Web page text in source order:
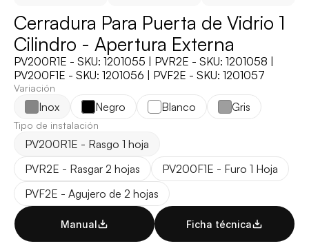
Cerradura Para Puerta de Vidrio 1
Cilindro - Apertura Externa
PV200R1E - SKU: 1201055 | PVR2E - SKU: 1201058 |
PV200F1E - SKU: 1201056 | PVF2E - SKU: 1201057
Variación
Inox Negro Blanco Gris
Tipo de instalación
PV200R1E - Rasgo 1 hoja
PVR2E - Rasgar 2 hojas
PV200F1E - Furo 1 Hoja
PVF2E - Agujero de 2 hojas
Manual Ficha técnica